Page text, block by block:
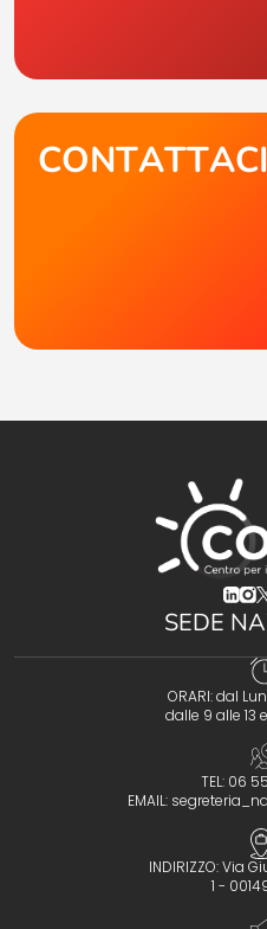
CONTATTACI
SEDE
ORARI: dal
dalle 9 alle 13
TEL: 06
EMAIL:
INDIRIZZO: Via
1 -